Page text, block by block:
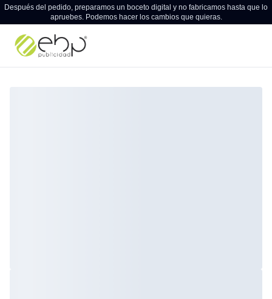
Después del pedido, preparamos un boceto digital y no fabricamos hasta que lo
apruebes. Podemos hacer los cambios que quieras.